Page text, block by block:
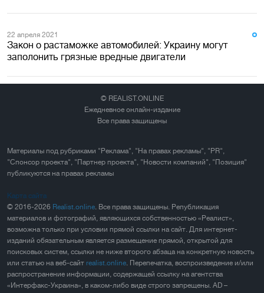
22 апреля 2021
Закон о растаможке автомобилей: Украину могут
заполонить грязные вредные двигатели
© REALIST.ONLINE
Ежедневное онлайн-издание
Все права защищены
Материалы под рубриками "Реклама", "На правах рекламы", "PR",
"Спонсор проекта", "Партнер проекта", "Новости компаний", "Позиция"
публикуются на правах рекламы
Карта сайта
© 2016-2026 Realist.online. Все права защищены. Републикация
материалов и фотографий, являющихся собственностью «Реалист»,
возможна только при условии прямой ссылки на сайт. Для интернет-
изданий обязательным является размещение прямой, открытой для
поисковых систем, ссылки не ниже второго абзаца на конкретную новость
или статью на веб-сайт realist.online. Перепечатка, воспроизведение и/или
распространение информации, содержащей ссылку на агентства
«Интерфакс-Украина», в каком-либо виде строго запрещены. AD –